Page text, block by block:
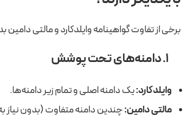
برخی از تفاوت گواهینامه وایلدکارد و مالتی دامین
۱. دامنه‌های تحت پوشش
وایلدکارد:یک دامنه اصلی و تمام زیر دامنه‌ها.
مالتی دامین:چندین دامنه متفاوت (بدون نیاز به